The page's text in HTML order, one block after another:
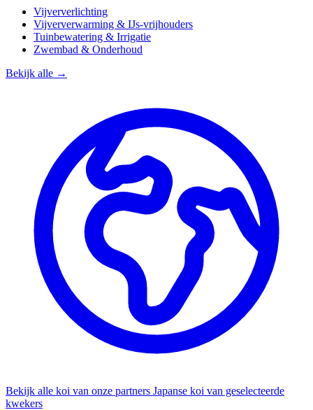
Vijververlichting
Vijververwarming & IJs-vrijhouders
Tuinbewatering & Irrigatie
Zwembad & Onderhoud
Bekijk alle →
Bekijk alle koi van onze partners Japanse koi van geselecteerde
kwekers